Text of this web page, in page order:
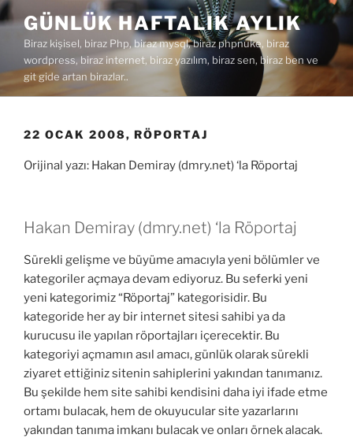
İçeriğe
geç
GÜNLÜK HAFTALIK AYLIK
Biraz kişisel, biraz Php, biraz mysql, biraz phpnuke, biraz
wordpress, biraz internet, biraz yazılım, biraz sen, biraz ben ve
git gide artan birazlar..
22 OCAK 2008, RÖPORTAJ
Orijinal yazı: Hakan Demiray (dmry.net) ‘la Röportaj
Hakan Demiray (dmry.net) ‘la Röportaj
Sürekli gelişme ve büyüme amacıyla yeni bölümler ve
kategoriler açmaya devam ediyoruz. Bu seferki yeni
yeni kategorimiz “Röportaj” kategorisidir. Bu
kategoride her ay bir internet sitesi sahibi ya da
kurucusu ile yapılan röportajları içerecektir. Bu
kategoriyi açmamın asıl amacı, günlük olarak sürekli
ziyaret ettiğiniz sitenin sahiplerini yakından tanımanız.
Bu şekilde hem site sahibi kendisini daha iyi ifade etme
ortamı bulacak, hem de okuyucular site yazarlarını
yakından tanıma imkanı bulacak ve onları örnek alacak.